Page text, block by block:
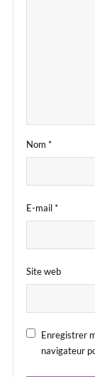
Nom *
E-mail*
Site web
Enregistrer
navigateur